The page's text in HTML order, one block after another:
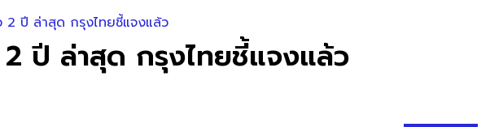
ปี ล่าสุด กรุงไทยชี้แจงแล้ว
ปี ล่าสุด กรุงไทยชี้แจงแล้ว